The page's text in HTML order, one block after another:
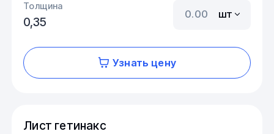
Толщина
0,35
шт
Узнать цену
Лист гетинакс